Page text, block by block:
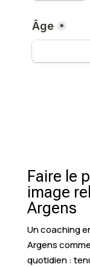
Faire le
image
Argens
Un coaching
Argens
quotidien :